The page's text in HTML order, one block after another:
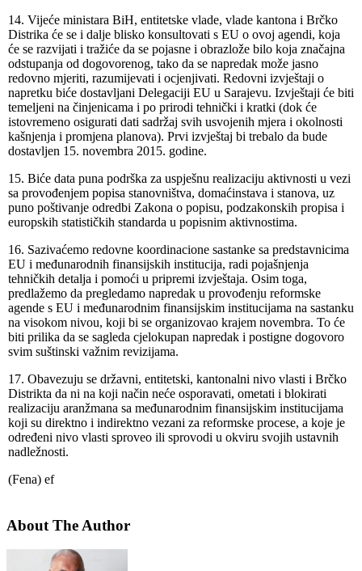
14. Vijeće ministara BiH, entitetske vlade, vlade kantona i Brčko
Distrika će se i dalje blisko konsultovati s EU o ovoj agendi, koja
će se razvijati i tražiće da se pojasne i obrazlože bilo koja značajna
odstupanja od dogovorenog, tako da se napredak može jasno
redovno mjeriti, razumijevati i ocjenjivati. Redovni izvještaji o
napretku biće dostavljani Delegaciji EU u Sarajevu. Izvještaji će biti
temeljeni na činjenicama i po prirodi tehnički i kratki (dok će
istovremeno osigurati dati sadržaj svih usvojenih mjera i okolnosti
kašnjenja i promjena planova). Prvi izvještaj bi trebalo da bude
dostavljen 15. novembra 2015. godine.
15. Biće data puna podrška za uspješnu realizaciju aktivnosti u vezi
sa provođenjem popisa stanovništva, domaćinstava i stanova, uz
puno poštivanje odredbi Zakona o popisu, podzakonskih propisa i
europskih statističkih standarda u popisnim aktivnostima.
16. Sazivaćemo redovne koordinacione sastanke sa predstavnicima
EU i međunarodnih finansijskih institucija, radi pojašnjenja
tehničkih detalja i pomoći u pripremi izvještaja. Osim toga,
predlažemo da pregledamo napredak u provođenju reformske
agende s EU i međunarodnim finansijskim institucijama na sastanku
na visokom nivou, koji bi se organizovao krajem novembra. To će
biti prilika da se sagleda cjelokupan napredak i postigne dogovoro
svim suštinski važnim revizijama.
17. Obavezuju se državni, entitetski, kantonalni nivo vlasti i Brčko
Distrikta da ni na koji način neće osporavati, ometati i blokirati
realizaciju aranžmana sa međunarodnim finansijskim institucijama
koji su direktno i indirektno vezani za reformske procese, a koje je
određeni nivo vlasti sproveo ili sprovodi u okviru svojih ustavnih
nadležnosti.
(Fena) ef
About The Author